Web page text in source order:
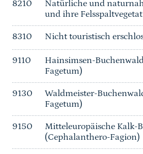
8210
Natürliche und
und ihre
8310 Nicht touristisch
9110
Hainsimsen-
Fagetum)
9130
Waldmeister-
Fagetum)
9150
Mitteleuropäische Kalk-
(Cephalanthero-Fagion)